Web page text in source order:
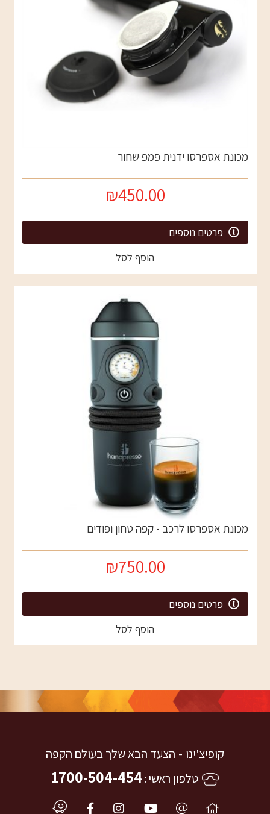
מכונת אספרסו ידנית פמפ שחור
₪450.00
פרטים נוספים
הוסף לסל
מכונת אספרסו לרכב - קפה טחון ופודים
₪750.00
פרטים נוספים
הוסף לסל
קופיצ'ינו
הצעד הבא שלך בעולם הקפה
טלפון ראשי 1700-504-454